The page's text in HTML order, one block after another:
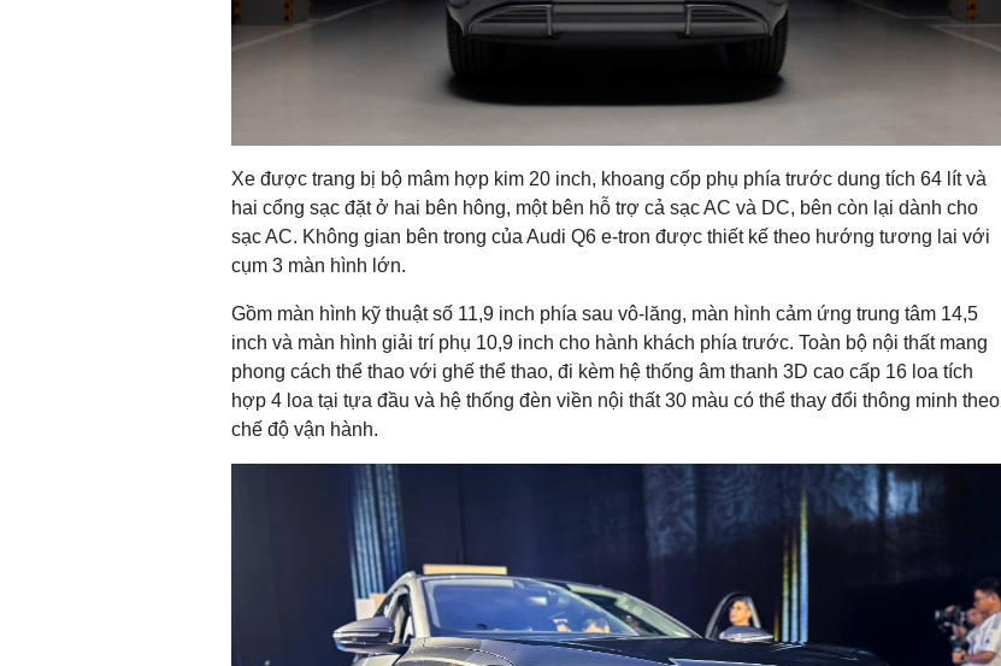
Xe được trang bị bộ mâm hợp kim 20 inch, khoang cốp phụ phía trước dung tích 64 lít và
hai cổng sạc đặt ở hai bên hông, một bên hỗ trợ cả sạc AC và DC, bên còn lại dành cho
sạc AC. Không gian bên trong của Audi Q6 e-tron được thiết kế theo hướng tương lai với
cụm 3 màn hình lớn.
Gồm màn hình kỹ thuật số 11,9 inch phía sau vô-lăng, màn hình cảm ứng trung tâm 14,5
inch và màn hình giải trí phụ 10,9 inch cho hành khách phía trước. Toàn bộ nội thất mang
phong cách thể thao với ghế thể thao, đi kèm hệ thống âm thanh 3D cao cấp 16 loa tích
hợp 4 loa tại tựa đầu và hệ thống đèn viền nội thất 30 màu có thể thay đổi thông minh theo
chế độ vận hành.